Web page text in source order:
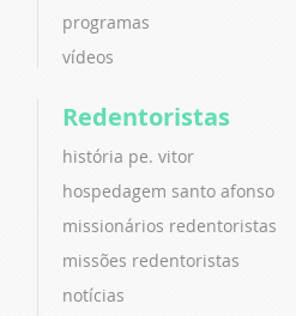
programas
vídeos
Redentoristas
história pe. vitor
hospedagem santo afonso
missionários redentoristas
missões redentoristas
notícias